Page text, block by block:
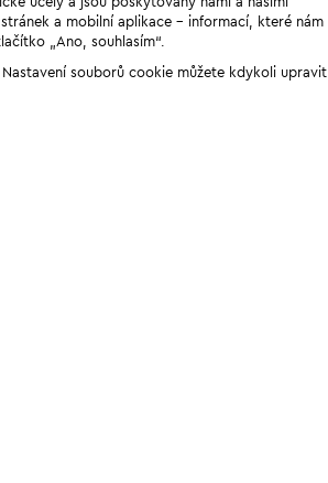
a mobilní aplikace - informací, které nám
„Ano, souhlasím“.
souborů cookie můžete kdykoli upravit